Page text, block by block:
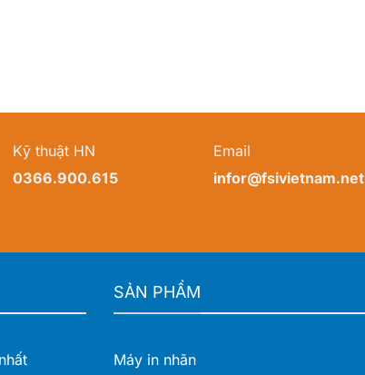
Kỹ thuật HN
0366.900.615
Email
infor@fsivietnam.net
SẢN PHẨM
Máy in nhãn